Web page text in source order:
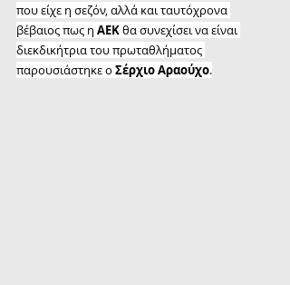
που είχε η σεζόν, αλλά και ταυτόχρονα
βέβαιος πως η ΑΕΚ θα συνεχίσει να είναι
διεκδικήτρια του πρωταθλήματος
παρουσιάστηκε ο Σέρχιο Αραούχο.